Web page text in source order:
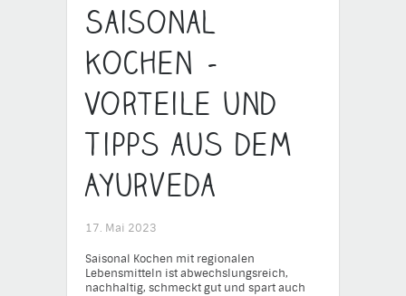
Saisonal
kochen –
Vorteile und
Tipps aus dem
Ayurveda
17. Mai 2023
Saisonal Kochen mit regionalen
Lebensmitteln ist abwechslungsreich,
nachhaltig, schmeckt gut und spart auch